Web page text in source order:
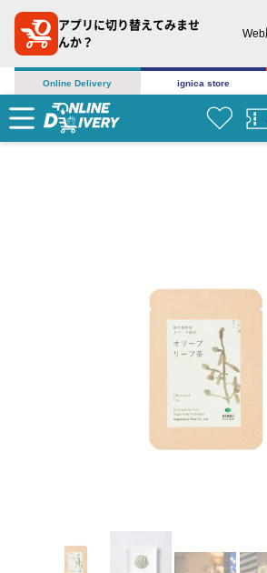
アプリに切り替えてみませ
んか？
Online Delivery ignica store